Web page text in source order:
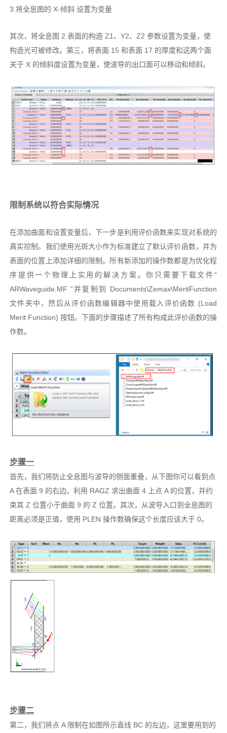
3.将全息图的 X-倾斜 设置为变量
其次，将全息图 2 表面的构造 Z1、Y2、Z2 参数设置为变量，使
构造光可被修改。第三，将表面 15 和表面 17 的厚度和这两个面
关于 X 的倾斜度设置为变量，使波导的出口面可以移动和倾斜。
限制系统以符合实际情况
在添加曲面和设置变量后，下一步是利用评价函数来实现对系统的
真实控制。我们使用光斑大小作为标准建立了默认评价函数，并为
表面的位置上添加详细的限制。所有新添加的操作数都是为优化程
序提供一个物理上实用的解决方案。你只需要下载文件“
ARWaveguide.MF ”并复制到 Documents\Zemax\MeritFunction
文件夹中，然后从评价函数编辑器中使用载入评价函数 (Load
Merit Function) 按钮。下面的步骤描述了所有构成此评价函数的操
作数。
步骤一
首先，我们将防止全息图与波导的侧面重叠，从下图你可以看到点
A 在表面 9 的右边。利用 RAGZ 求出曲面 4 上点 A 的位置，并约
束其 Z 位置小于曲面 9 的 Z 位置。其次，从波导入口到全息图的
距离必须是正值，使用 PLEN 操作数确保这个长度应该大于 0。
步骤二
第二，我们将点 A 限制在如图所示直线 BC 的左边，这里要用到的